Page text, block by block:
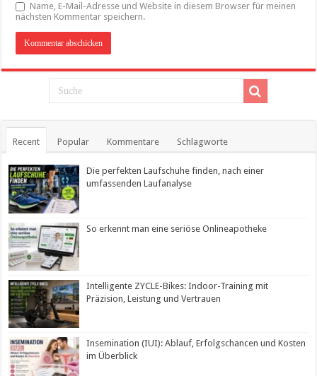
Name, E-Mail-Adresse und Website in diesem Browser für meinen
nächsten Kommentar speichern.
Recent Popular Kommentare Schlagworte
Die perfekten Laufschuhe finden, nach einer
umfassenden Laufanalyse
So erkennt man eine seriöse Onlineapotheke
Intelligente ZYCLE-Bikes: Indoor-Training mit
Präzision, Leistung und Vertrauen
Insemination (IUI): Ablauf, Erfolgschancen und Kosten
im Überblick